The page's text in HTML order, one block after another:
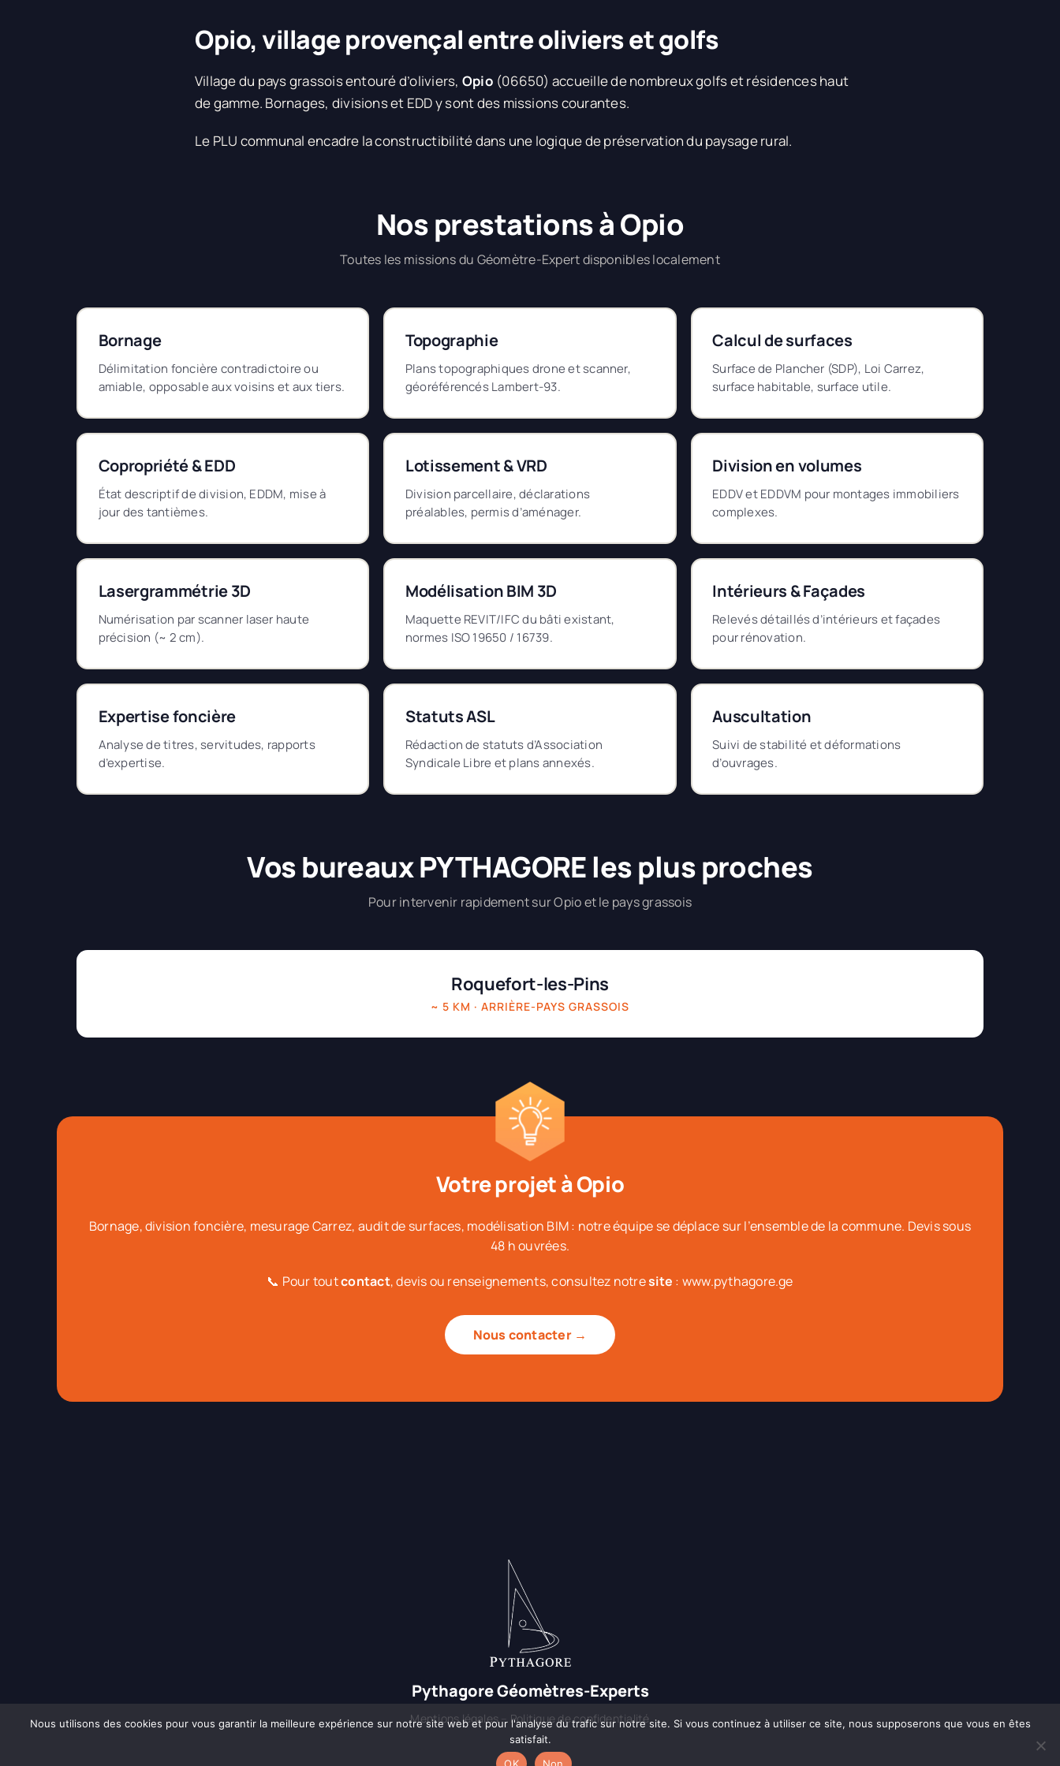
Opio, village provençal entre oliviers et golfs
Village du pays grassois entouré d’oliviers, Opio (06650) accueille de nombreux golfs et résidences haut
de gamme. Bornages, divisions et EDD y sont des missions courantes.
Le PLU communal encadre la constructibilité dans une logique de préservation du paysage rural.
Nos prestations à Opio
Toutes les missions du Géomètre-Expert disponibles localement
Bornage
Délimitation foncière contradictoire ou
amiable, opposable aux voisins et aux tiers.
Topographie
Plans topographiques drone et scanner,
géoréférencés Lambert-93.
Calcul de surfaces
Surface de Plancher (SDP), Loi Carrez,
surface habitable, surface utile.
Copropriété & EDD
État descriptif de division, EDDM, mise à
jour des tantièmes.
Lotissement & VRD
Division parcellaire, déclarations
préalables, permis d’aménager.
Division en volumes
EDDV et EDDVM pour montages immobiliers
complexes.
Lasergrammétrie 3D
Numérisation par scanner laser haute
précision (~ 2 cm).
Modélisation BIM 3D
Maquette REVIT/IFC du bâti existant,
normes ISO 19650 / 16739.
Intérieurs & Façades
Relevés détaillés d’intérieurs et façades
pour rénovation.
Expertise foncière
Analyse de titres, servitudes, rapports
d’expertise.
Statuts ASL
Rédaction de statuts d’Association
Syndicale Libre et plans annexés.
Auscultation
Suivi de stabilité et déformations
d’ouvrages.
Vos bureaux PYTHAGORE les plus proches
Pour intervenir rapidement sur Opio et le pays grassois
Roquefort-les-Pins
~ 5 KM · ARRIÈRE-PAYS GRASSOIS
Votre projet à Opio
Bornage, division foncière, mesurage Carrez, audit de surfaces, modélisation BIM : notre équipe se déplace sur l’ensemble de la commune. Devis sous
48 h ouvrées.
📞 Pour toutcontact, devis ou renseignements, consultez notresite : www.pythagore.ge
Nous contacter →
Pythagore Géomètres-Experts
Mentions légales– Politique de confidentialité
Nous utilisons des cookies pour vous garantir la meilleure expérience sur notre site web et pour l'analyse du trafic sur notre site. Si vous continuez à utiliser ce site, nous supposerons que vous en êtes
satisfait.
OK
Non